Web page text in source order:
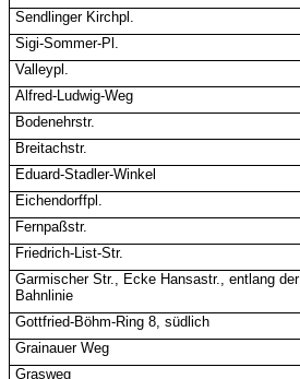
Sendlinger Kirchpl.
Sigi-Sommer-Pl.
Valleypl.
Alfred-Ludwig-Weg
Bodenehrstr.
Breitachstr.
Eduard-Stadler-Winkel
Eichendorffpl.
Fernpaßstr.
Friedrich-List-Str.
Garmischer Str., Ecke Hansastr., entlang der
Bahnlinie
Gottfried-Böhm-Ring 8, südlich
Grainauer Weg
Grasweg